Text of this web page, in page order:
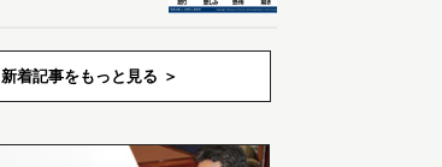
新着記事をもっと見る